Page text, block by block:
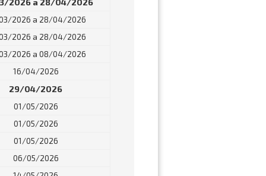
2026 a 28/04/2026
2026 a 28/04/2026
2026 a 28/04/2026
2026 a 08/04/2026
16/04/2026
29/04/2026
01/05/2026
01/05/2026
01/05/2026
06/05/2026